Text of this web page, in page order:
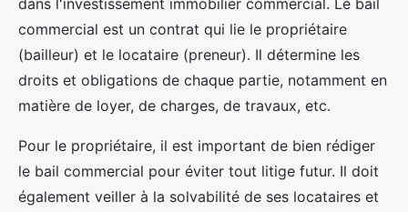
dans l'investissement immobilier commercial. Le bail
commercial est un contrat qui lie le propriétaire
(bailleur) et le locataire (preneur). Il détermine les
droits et obligations de chaque partie, notamment en
matière de loyer, de charges, de travaux, etc.
Pour le propriétaire, il est important de bien rédiger
le bail commercial pour éviter tout litige futur. Il doit
également veiller à la solvabilité de ses locataires et